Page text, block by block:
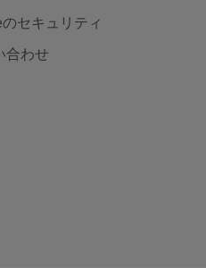
セキュリティ
合わせ